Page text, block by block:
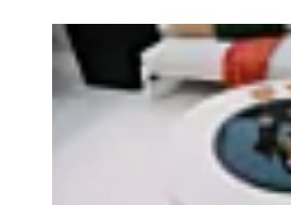
Loading image...